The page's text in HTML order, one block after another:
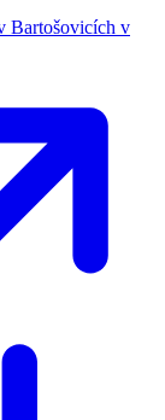
Bartošovicích v